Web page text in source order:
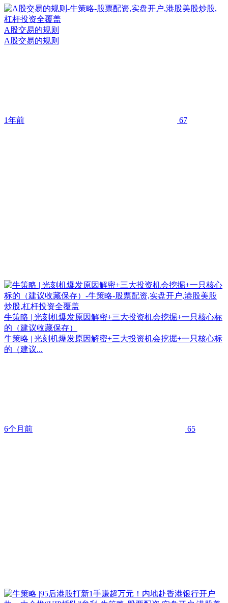
A股交易的规则
A股交易的规则
1年前 67
牛策略 | 光刻机爆发原因解密+三大投资机会挖掘+一只核心标
的（建议收藏保存）
牛策略 | 光刻机爆发原因解密+三大投资机会挖掘+一只核心标
的（建议...
6个月前 65